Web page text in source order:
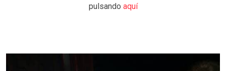
pulsando aquí